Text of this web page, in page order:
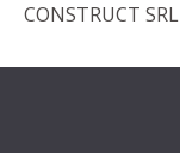
CONSTRUCT